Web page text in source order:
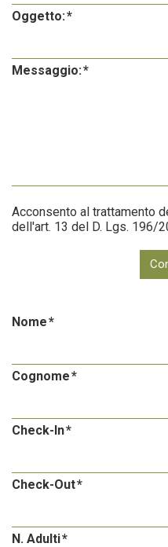
Oggetto:
Messaggio:
Acconsento al trattamento
dell'art. 13 del D. Lgs. 196/
Nome
Cognome
Check-In
Check-Out
N. Adulti